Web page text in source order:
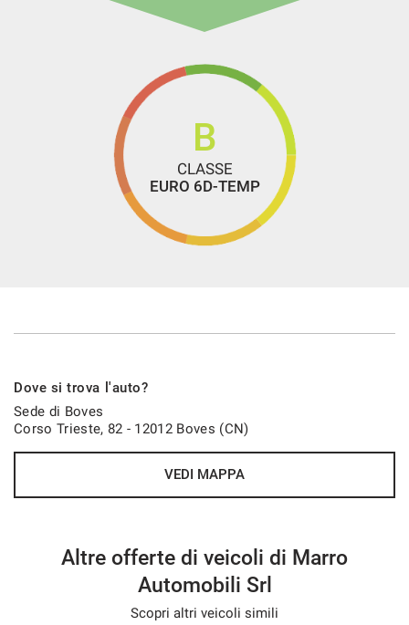
Touch screen
Volante multifunzione
B
CLASSE
EURO 6D-TEMP
Dove si trova l'auto?
Sede di Boves
Corso Trieste, 82 - 12012 Boves (CN)
VEDI MAPPA
Altre offerte di veicoli di Marro
Automobili Srl
Scopri altri veicoli simili